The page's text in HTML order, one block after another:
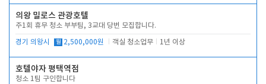
의왕 밀로스 관광호텔
주1회 휴무 청소 부부팀, 3교대 당번 모집합니다.
경기 의왕시 월 2,500,000원 객실 청소업무 1년 이상
호텔야자 평택역점
청소 1팀 구인합니다